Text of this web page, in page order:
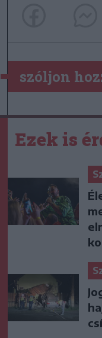
szóljon
Ezek is